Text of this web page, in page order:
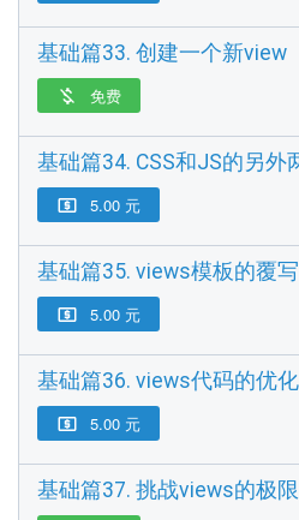
基础篇33. 创建一个新view
 免费
基础篇34. CSS和JS的另外
 5.00 元
基础篇35. views模板的覆写
 5.00 元
基础篇36. views代码的优化
 5.00 元
基础篇37. 挑战views的极限